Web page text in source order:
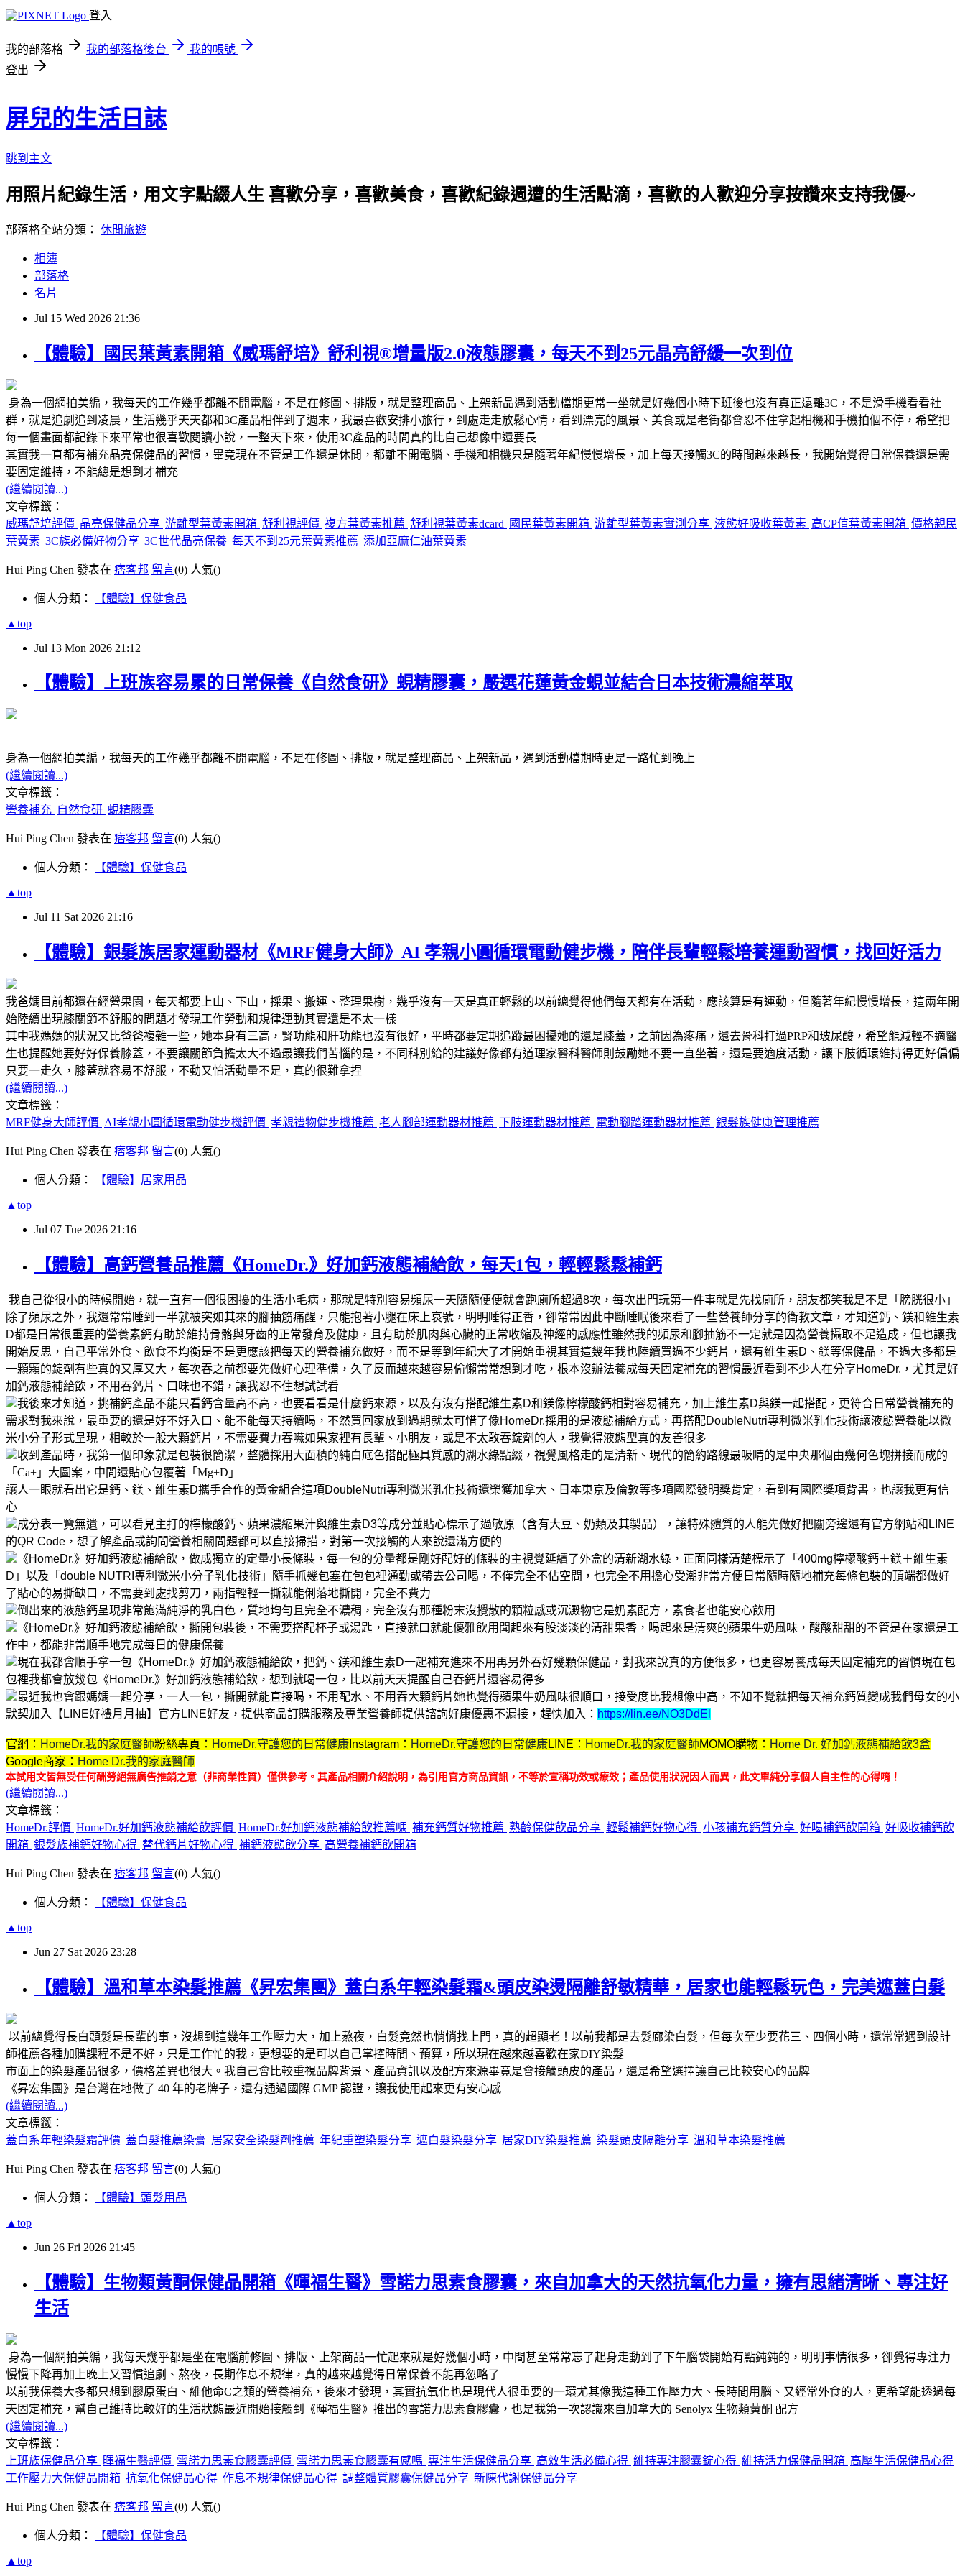
登入
我的部落格 我的部落格後台
我的帳號
登出
屏兒的生活日誌
跳到主文
用照片紀錄生活，用文字點綴人生 喜歡分享，喜歡美食，喜歡紀錄週遭的生活點滴，喜歡的人歡迎分享按讚來支持我優~
部落格全站分類： 休閒旅遊
相簿
部落格
名片
Jul 15 Wed 2026 21:36
【體驗】國民葉黃素開箱《威瑪舒培》舒利視®增量版2.0液態膠囊，每天不到25元晶亮舒緩一次到位
身為一個網拍美編，我每天的工作幾乎都離不開電腦，不是在修圖、排版，就是整理商品、上架新品遇到活動檔期更常一坐就是好幾個小時下班後也沒有真正遠離3C，不是滑手機看看社
群，就是追劇追到凌晨，生活幾乎天天都和3C產品相伴到了週末，我最喜歡安排小旅行，到處走走放鬆心情，看到漂亮的風景、美食或是老街都會忍不住拿起相機和手機拍個不停，希望把
每一個畫面都記錄下來平常也很喜歡閱讀小說，一整天下來，使用3C產品的時間真的比自己想像中還要長
其實我一直都有補充晶亮保健品的習慣，畢竟現在不管是工作還是休閒，都離不開電腦、手機和相機只是隨著年紀慢慢增長，加上每天接觸3C的時間越來越長，我開始覺得日常保養還是需
要固定維持，不能總是想到才補充
(繼續閱讀...)
文章標籤：
威瑪舒培評價 晶亮保健品分享 游離型葉黃素開箱 舒利視評價 複方葉黃素推薦 舒利視葉黃素dcard 國民葉黃素開箱 游離型葉黃素實測分享 液態好吸收葉黃素 高CP值葉黃素開箱 價格親民
葉黃素 3C族必備好物分享 3C世代晶亮保養 每天不到25元葉黃素推薦 添加亞麻仁油葉黃素
Hui Ping Chen 發表在 痞客邦 留言(0) 人氣()
個人分類： 【體驗】保健食品
▲top
Jul 13 Mon 2026 21:12
【體驗】上班族容易累的日常保養《自然食研》蜆精膠囊，嚴選花蓮黃金蜆並結合日本技術濃縮萃取
身為一個網拍美編，我每天的工作幾乎都離不開電腦，不是在修圖、排版，就是整理商品、上架新品，遇到活動檔期時更是一路忙到晚上
(繼續閱讀...)
文章標籤：
營養補充 自然食研 蜆精膠囊
Hui Ping Chen 發表在 痞客邦 留言(0) 人氣()
個人分類： 【體驗】保健食品
▲top
Jul 11 Sat 2026 21:16
【體驗】銀髮族居家運動器材《MRF健身大師》AI 孝親小圓循環電動健步機，陪伴長輩輕鬆培養運動習慣，找回好活力
我爸媽目前都還在經營果園，每天都要上山、下山，採果、搬運、整理果樹，幾乎沒有一天是真正輕鬆的以前總覺得他們每天都有在活動，應該算是有運動，但隨著年紀慢慢增長，這兩年開
始陸續出現膝關節不舒服的問題才發現工作勞動和規律運動其實還是不太一樣
其中我媽媽的狀況又比爸爸複雜一些，她本身有三高，腎功能和肝功能也沒有很好，平時都要定期追蹤最困擾她的還是膝蓋，之前因為疼痛，還去骨科打過PRP和玻尿酸，希望能減輕不適醫
生也提醒她要好好保養膝蓋，不要讓關節負擔太大不過最讓我們苦惱的是，不同科別給的建議好像都有道理家醫科醫師則鼓勵她不要一直坐著，還是要適度活動，讓下肢循環維持得更好偏偏
只要一走久，膝蓋就容易不舒服，不動又怕活動量不足，真的很難拿捏
(繼續閱讀...)
文章標籤：
MRF健身大師評價 AI孝親小圓循環電動健步機評價 孝親禮物健步機推薦 老人腳部運動器材推薦 下肢運動器材推薦 電動腳踏運動器材推薦 銀髮族健康管理推薦
Hui Ping Chen 發表在 痞客邦 留言(0) 人氣()
個人分類： 【體驗】居家用品
▲top
Jul 07 Tue 2026 21:16
【體驗】高鈣營養品推薦《HomeDr.》好加鈣液態補給飲，每天1包，輕輕鬆鬆補鈣
我自己從很小的時候開始，就一直有一個很困擾的生活小毛病，那就是特別容易頻尿一天隨隨便便就會跑廁所超過8次，每次出門玩第一件事就是先找廁所，朋友都笑我是不是「膀胱很小」
除了頻尿之外，我還常常睡到一半就被突如其來的腳抽筋痛醒，只能抱著小腿在床上哀號，明明睡得正香，卻常常因此中斷睡眠後來看了一些營養師分享的衛教文章，才知道鈣、鎂和維生素
D都是日常很重要的營養素鈣有助於維持骨骼與牙齒的正常發育及健康，且有助於肌肉與心臟的正常收縮及神經的感應性雖然我的頻尿和腳抽筋不一定就是因為營養攝取不足造成，但也讓我
開始反思，自己平常外食、飲食不均衡是不是更應該把每天的營養補充做好，而不是等到年紀大了才開始重視其實這幾年我也陸續買過不少鈣片，還有維生素D、鎂等保健品，不過大多都是
一顆顆的錠劑 有些真的又厚又大，每次吞之前都要先做好心理準備，久了反而越來越容易偷懶常常想到才吃，根本沒辦法養成每天固定補充的習慣最近看到不少人在分享HomeDr.，尤其是好
加鈣液態補給飲，不用吞鈣片、口味也不錯，讓我忍不住想試試看
我後來才知道，挑補鈣產品不能只看鈣含量高不高，也要看看是什麼鈣來源，以及有沒有搭配維生素D和鎂像檸檬酸鈣相對容易補充，加上維生素D與鎂一起搭配，更符合日常營養補充的
需求對我來說，最重要的還是好不好入口、能不能每天持續喝，不然買回家放到過期就太可惜了像HomeDr.採用的是液態補給方式，再搭配DoubleNutri專利微米乳化技術讓液態營養能以微
米小分子形式呈現，相較於一般大顆鈣片，不需要費力吞嚥如果家裡有長輩、小朋友，或是不太敢吞錠劑的人，我覺得液態型真的友善很多
收到產品時，我第一個印象就是包裝很簡潔，整體採用大面積的純白底色搭配極具質感的湖水綠點綴，視覺風格走的是清新、現代的簡約路線最吸睛的是中央那個由幾何色塊拼接而成的
「Ca+」大圖案，中間還貼心包覆著「Mg+D」
讓人一眼就看出它是鈣、鎂、維生素D攜手合作的黃金組合這項DoubleNutri專利微米乳化技術還榮獲加拿大、日本東京及倫敦等多項國際發明獎肯定，看到有國際獎項背書，也讓我更有信
心
成分表一覽無遺，可以看見主打的檸檬酸鈣、蘋果濃縮果汁與維生素D3等成分並貼心標示了過敏原（含有大豆、奶類及其製品），讓特殊體質的人能先做好把關旁邊還有官方網站和LINE
的QR Code，想了解產品或詢問營養相關問題都可以直接掃描，對第一次接觸的人來說還滿方便的
《HomeDr.》好加鈣液態補給飲，做成獨立的定量小長條裝，每一包的分量都是剛好配好的條裝的主視覺延續了外盒的清新湖水綠，正面同樣清楚標示了「400mg檸檬酸鈣＋鎂＋維生素
D」 以及「double NUTRI專利微米小分子乳化技術」 隨手抓幾包塞在包包裡通勤或帶去公司喝，不僅完全不佔空間，也完全不用擔心受潮非常方便日常隨時隨地補充每條包裝的頂端都做好
了貼心的易撕缺口，不需要到處找剪刀，兩指輕輕一撕就能俐落地撕開，完全不費力
倒出來的液態鈣呈現非常飽滿純淨的乳白色，質地均勻且完全不濃稠，完全沒有那種粉末沒攪散的顆粒感或沉澱物它是奶素配方，素食者也能安心飲用
《HomeDr.》好加鈣液態補給飲，撕開包裝後，不需要搭配杯子或湯匙，直接就口就能優雅飲用 聞起來有股淡淡的清甜果香，喝起來是清爽的蘋果牛奶風味，酸酸甜甜的不管是在家還是工
作中，都能非常順手地完成每日的健康保養
現在我都會順手拿一包《HomeDr.》好加鈣液態補給飲，把鈣、鎂和維生素D一起補充進來不用再另外吞好幾顆保健品，對我來說真的方便很多，也更容易養成每天固定補充的習慣現在包
包裡我都會放幾包《HomeDr.》好加鈣液態補給飲，想到就喝一包，比以前天天提醒自己吞鈣片還容易得多
最近我也會跟媽媽一起分享，一人一包，撕開就能直接喝，不用配水、不用吞大顆鈣片她也覺得蘋果牛奶風味很順口，接受度比我想像中高，不知不覺就把每天補充鈣質變成我們母女的小
默契加入【LINE好禮月月抽】官方LINE好友，提供商品訂購服務及專業營養師提供諮詢好康優惠不漏接，趕快加入： https://lin.ee/NO3DdEl
官網： HomeDr.我的家庭醫師粉絲專頁： HomeDr.守護您的日常健康 Instagram： HomeDr.守護您的日常健康LINE： HomeDr.我的家庭醫師MOMO購物： Home Dr. 好加鈣液態補給飲3盒
Google商家： Home Dr.我的家庭醫師
本試用文皆無受任何酬勞絕無廣告推銷之意（非商業性質）僅供參考。其產品相關介紹說明，為引用官方商品資訊，不等於宣稱功效或療效；產品使用狀況因人而異，此文單純分享個人自主性的心得唷！
(繼續閱讀...)
文章標籤：
HomeDr.評價 HomeDr.好加鈣液態補給飲評價 HomeDr.好加鈣液態補給飲推薦嗎 補充鈣質好物推薦 熟齡保健飲品分享 輕鬆補鈣好物心得 小孩補充鈣質分享 好喝補鈣飲開箱 好吸收補鈣飲
開箱 銀髮族補鈣好物心得 替代鈣片好物心得 補鈣液態飲分享 高營養補鈣飲開箱
Hui Ping Chen 發表在 痞客邦 留言(0) 人氣()
個人分類： 【體驗】保健食品
▲top
Jun 27 Sat 2026 23:28
【體驗】溫和草本染髮推薦《昇宏集團》蓋白系年輕染髮霜&頭皮染燙隔離舒敏精華，居家也能輕鬆玩色，完美遮蓋白髮
以前總覺得長白頭髮是長輩的事，沒想到這幾年工作壓力大，加上熬夜，白髮竟然也悄悄找上門，真的超顯老！以前我都是去髮廊染白髮，但每次至少要花三、四個小時，還常常遇到設計
師推薦各種加購課程不是不好，只是工作忙的我，更想要的是可以自己掌控時間、預算，所以現在越來越喜歡在家DIY染髮
市面上的染髮產品很多，價格差異也很大。我自己會比較重視品牌背景、產品資訊以及配方來源畢竟是會接觸頭皮的產品，還是希望選擇讓自己比較安心的品牌
《昇宏集團》是台灣在地做了 40 年的老牌子，還有通過國際 GMP 認證，讓我使用起來更有安心感
(繼續閱讀...)
文章標籤：
蓋白系年輕染髮霜評價 蓋白髮推薦染膏 居家安全染髮劑推薦 年紀重塑染髮分享 遮白髮染髮分享 居家DIY染髮推薦 染髮頭皮隔離分享 溫和草本染髮推薦
Hui Ping Chen 發表在 痞客邦 留言(0) 人氣()
個人分類： 【體驗】頭髮用品
▲top
Jun 26 Fri 2026 21:45
【體驗】生物類黃酮保健品開箱《暉福生醫》雪諾力思素食膠囊，來自加拿大的天然抗氧化力量，擁有思緒清晰、專注好
生活
身為一個網拍美編，我每天幾乎都是坐在電腦前修圖、排版、上架商品一忙起來就是好幾個小時，中間甚至常常忘了起身走動到了下午腦袋開始有點鈍鈍的，明明事情很多，卻覺得專注力
慢慢下降再加上晚上又習慣追劇、熬夜，長期作息不規律，真的越來越覺得日常保養不能再忽略了
以前我保養大多都只想到膠原蛋白、維他命C之類的營養補充，後來才發現，其實抗氧化也是現代人很重要的一環尤其像我這種工作壓力大、長時間用腦、又經常外食的人，更希望能透過每
天固定補充，幫自己維持比較好的生活狀態最近開始接觸到《暉福生醫》推出的雪諾力思素食膠囊，也是我第一次認識來自加拿大的 Senolyx 生物類黃酮 配方
(繼續閱讀...)
文章標籤：
上班族保健品分享 暉福生醫評價 雪諾力思素食膠囊評價 雪諾力思素食膠囊有感嗎 專注生活保健品分享 高效生活必備心得 維持專注膠囊錠心得 維持活力保健品開箱 高壓生活保健品心得
工作壓力大保健品開箱 抗氧化保健品心得 作息不規律保健品心得 調整體質膠囊保健品分享 新陳代謝保健品分享
Hui Ping Chen 發表在 痞客邦 留言(0) 人氣()
個人分類： 【體驗】保健食品
▲top